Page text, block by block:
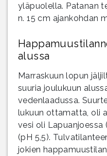
yläpuolella. Patanan
n. 15 cm ajankohdan
alussa
Marraskuun lopun
suuria joulukuun
vedenlaadussa.
lukuun ottamatta, oli
vesi oli Lapuanjoessa
(pH 5,5).
jokien